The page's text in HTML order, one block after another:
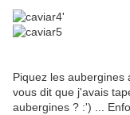
Piquez les aubergines
vous dit que j'avais
aubergines ? :') ...